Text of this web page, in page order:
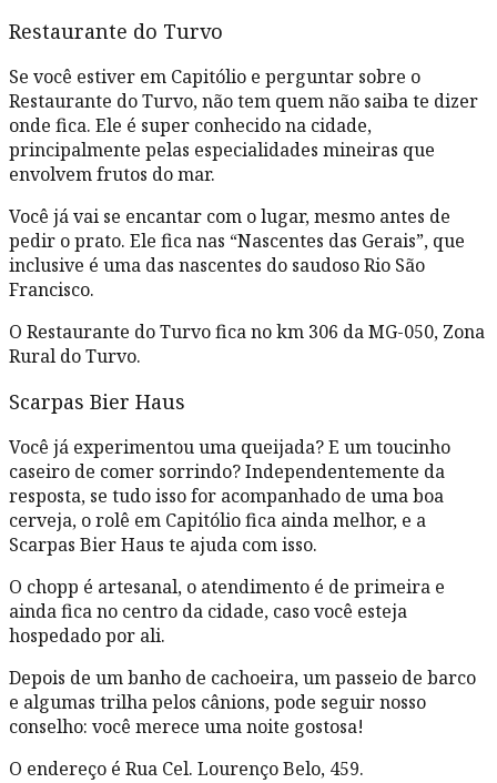
Restaurante do Turvo
Se você estiver em Capitólio e perguntar sobre o
Restaurante do Turvo, não tem quem não saiba te dizer
onde fica. Ele é super conhecido na cidade,
principalmente pelas especialidades mineiras que
envolvem frutos do mar.
Você já vai se encantar com o lugar, mesmo antes de
pedir o prato. Ele fica nas “Nascentes das Gerais”, que
inclusive é uma das nascentes do saudoso Rio São
Francisco.
O Restaurante do Turvo fica no km 306 da MG-050, Zona
Rural do Turvo.
Scarpas Bier Haus
Você já experimentou uma queijada? E um toucinho
caseiro de comer sorrindo? Independentemente da
resposta, se tudo isso for acompanhado de uma boa
cerveja, o rolê em Capitólio fica ainda melhor, e a
Scarpas Bier Haus te ajuda com isso.
O chopp é artesanal, o atendimento é de primeira e
ainda fica no centro da cidade, caso você esteja
hospedado por ali.
Depois de um banho de cachoeira, um passeio de barco
e algumas trilha pelos cânions, pode seguir nosso
conselho: você merece uma noite gostosa!
O endereço é Rua Cel. Lourenço Belo, 459.